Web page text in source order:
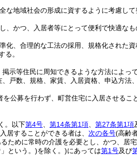
な地域社会の形成に資するように考慮して
、かつ、入居者等にとって便利で快適なも
化、合理的な工法の採用、規格化された
る。
示等住民に周知できるような方法によっ
戸数、規格、家賃、入居資格、申込方法
公募を行わず、町営住宅に入居させるこ
。以下第4号 第14条第1項 第27条第1項
居することができる者は、 次の各号(高齢
ために常時の介護を必要とし、かつ、居
という。)を除く。)にあっては第1号及び